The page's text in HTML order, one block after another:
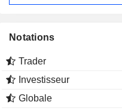
Notations
Trader
Investisseur
Globale